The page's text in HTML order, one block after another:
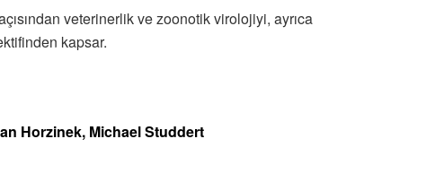
veterinerlik ve zoonotik virolojiyi, ayrıca
kapsar.
Horzinek, Michael Studdert